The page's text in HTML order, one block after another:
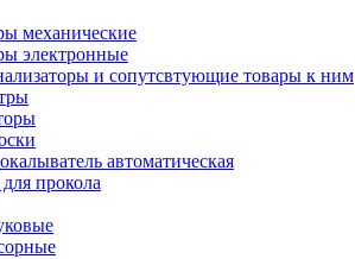
механические
электронные
и сопутсвтующие товары к ним
автоматическая
прокола